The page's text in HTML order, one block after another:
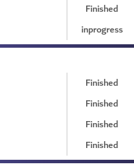
Finished
inprogress
Finished
Finished
Finished
Finished